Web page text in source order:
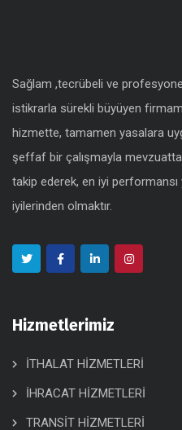
Sağlam ,tecrübeli ve
istikrarla sürekli büyüyen
hizmette, tamamen yasalara
şeffaf bir çalışmayla
takip ederek, en iyi
iyilerinden olmaktır.
Hizmetlerimiz
İTHALAT HİZMETLERİ
İHRACAT HİZMETLERİ
TRANSİT HİZMETLERİ